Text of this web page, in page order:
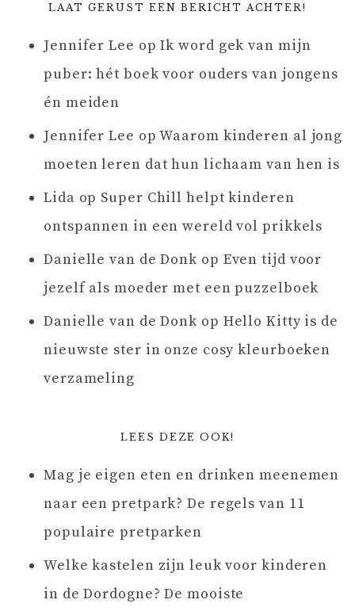
LAAT GERUST EEN BERICHT ACHTER!
Jennifer Lee opIk word gek van mijn
puber: hét boek voor ouders van jongens
én meiden
Jennifer Lee opWaarom kinderen al jong
moeten leren dat hun lichaam van hen is
Lida op Super Chill helpt kinderen
ontspannen in een wereld vol prikkels
Danielle van de Donk op Even tijd voor
jezelf als moeder met een puzzelboek
Danielle van de Donk op Hello Kitty is de
nieuwste ster in onze cosy kleurboeken
verzameling
LEES DEZE OOK!
Mag je eigen eten en drinken meenemen
naar een pretpark? De regels van 11
populaire pretparken
Welke kastelen zijn leuk voor kinderen
in de Dordogne? De mooiste